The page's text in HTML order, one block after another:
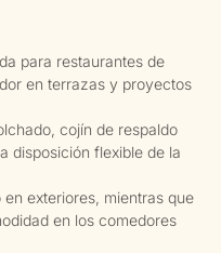
para restaurantes de
en terrazas y proyectos
cojín de respaldo
disposición flexible de la
exteriores, mientras que
en los comedores